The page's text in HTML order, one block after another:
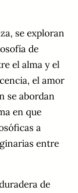
se exploran
de
el alma y el
el amor
se abordan
en que
a
entre
de